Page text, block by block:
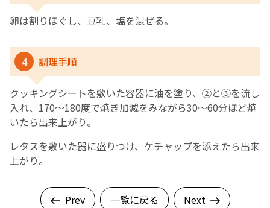
卵は割りほぐし、豆乳、塩を混ぜる。
4 調理手順
クッキングシートを敷いた容器に油を塗り、②と③を流し
入れ、170～180度で焼き加減をみながら30～60分ほど焼
いたら出来上がり。
レタスを敷いた器に盛りつけ、ケチャップを添えたら出来
上がり。
Prev 一覧に戻る Next